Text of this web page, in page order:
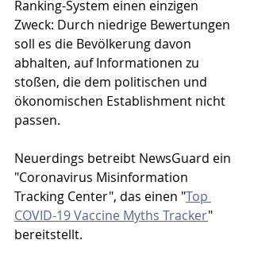
Ranking-System einen einzigen
Zweck: Durch niedrige Bewertungen
soll es die Bevölkerung davon
abhalten, auf Informationen zu
stoßen, die dem politischen und
ökonomischen Establishment nicht
passen.
Neuerdings betreibt NewsGuard ein
"Coronavirus Misinformation
Tracking Center", das einen "Top
COVID-19 Vaccine Myths Tracker"
bereitstellt.